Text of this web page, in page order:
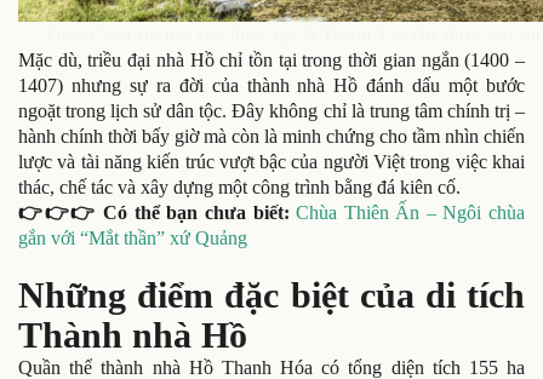
Mặc dù, triều đại nhà Hồ chỉ tồn tại trong thời gian ngắn (1400 –
1407) nhưng sự ra đời của thành nhà Hồ đánh dấu một bước
ngoặt trong lịch sử dân tộc. Đây không chỉ là trung tâm chính trị –
hành chính thời bấy giờ mà còn là minh chứng cho tầm nhìn chiến
lược và tài năng kiến trúc vượt bậc của người Việt trong việc khai
thác, chế tác và xây dựng một công trình bằng đá kiên cố.
👉👉👉 Có thể bạn chưa biết:Chùa Thiên Ấn – Ngôi chùa
gắn với “Mắt thần” xứ Quảng
Những điểm đặc biệt của di tích
Thành nhà Hồ
Quần thể thành nhà Hồ Thanh Hóa có tổng diện tích 155 ha